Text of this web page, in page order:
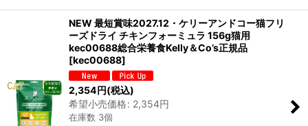
NEW 最短賞味2027.12・ケリーアンドコー猫フリ
ーズドライ チキンフォーミュラ 156g猫用
kec00688総合栄養食Kelly＆Co’s正規品
[kec00688]
2,354円(税込)
希望小売価格: 2,354円
在庫数 3個